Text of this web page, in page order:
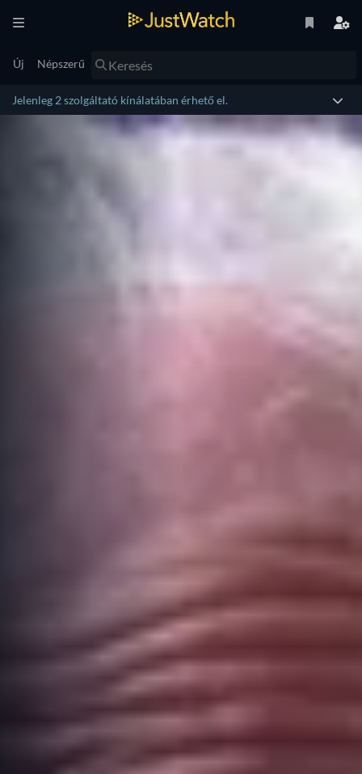
Új Népszerű
Jelenleg 2 szolgáltató kínálatában érhető el.